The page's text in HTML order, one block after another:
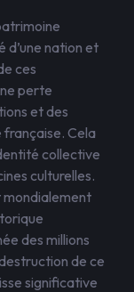
d’une nation et
ces
perte
et des
française. Cela
collective
culturelles.
mondialement
des millions
de ce
significative